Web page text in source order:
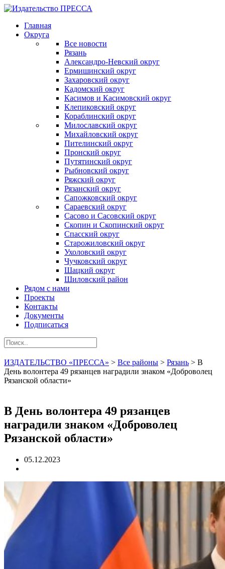
Главная
Округа
Все новости
Рязань
Александро-Невский округ
Ермишинский округ
Захаровский округ
Кадомский округ
Касимов и Касимовский округ
Клепиковский округ
Кораблинский округ
Милославский округ
Михайловский округ
Пителинский округ
Пронский округ
Путятинский округ
Рыбновский округ
Ряжский округ
Рязанский округ
Сапожковский округ
Сараевский округ
Сасово и Сасовский округ
Скопин и Скопинский округ
Спасский округ
Старожиловский округ
Ухоловский округ
Чучковский округ
Шацкий округ
Шиловский район
Рядом с нами
Проекты
Контакты
Документы
Подписаться
ИЗДАТЕЛЬСТВО «ПРЕССА» > Все районы > Рязань > В
День волонтера 49 рязанцев наградили знаком «Доброволец
Рязанской области»
В День волонтера 49 рязанцев
наградили знаком «Доброволец
Рязанской области»
05.12.2023